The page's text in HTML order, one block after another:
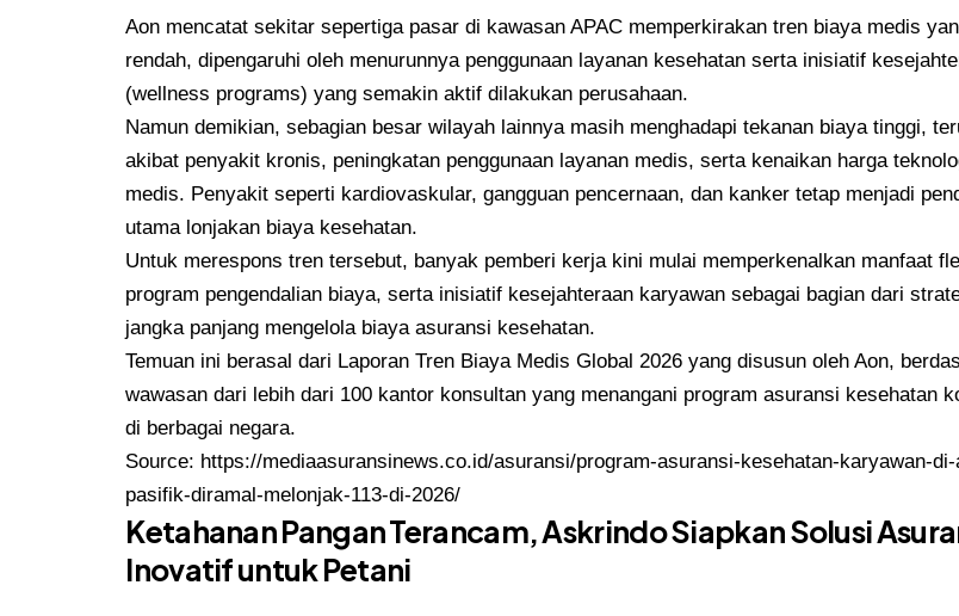
Aon mencatat sekitar sepertiga pasar di kawasan APAC memperkirakan tren biaya medis
rendah, dipengaruhi oleh menurunnya penggunaan layanan kesehatan serta inisiatif
(wellness programs) yang semakin aktif dilakukan perusahaan.
Namun demikian, sebagian besar wilayah lainnya masih menghadapi tekanan biaya tinggi,
akibat penyakit kronis, peningkatan penggunaan layanan medis, serta kenaikan harga
medis. Penyakit seperti kardiovaskular, gangguan pencernaan, dan kanker tetap menjadi
utama lonjakan biaya kesehatan.
Untuk merespons tren tersebut, banyak pemberi kerja kini mulai memperkenalkan manfaat
program pengendalian biaya, serta inisiatif kesejahteraan karyawan sebagai bagian dari
jangka panjang mengelola biaya asuransi kesehatan.
Temuan ini berasal dari Laporan Tren Biaya Medis Global 2026 yang disusun oleh Aon,
wawasan dari lebih dari 100 kantor konsultan yang menangani program asuransi kesehatan
di berbagai negara.
Source: https://mediaasuransinews.co.id/asuransi/program-asuransi-kesehatan-karyawan-
pasifik-diramal-melonjak-113-di-2026/
Ketahanan Pangan Terancam, Askrindo Siapkan Solusi
Inovatif untuk Petani